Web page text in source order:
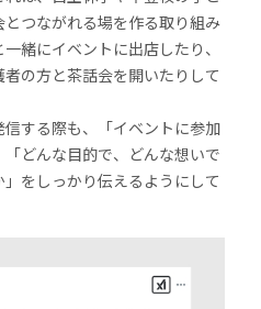
つながれる場を作る取り組み
緒にイベントに出店したり、
の方と茶話会を開いたりして
する際も、「イベントに参加
どんな目的で、どんな想いで
をしっかり伝えるようにして